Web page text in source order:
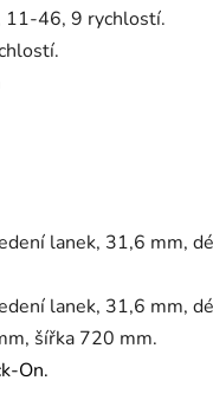
11-46, 9 rychlostí.
lanek, 31,6 mm,
lanek, 31,6 mm,
šířka 720 mm.
On.